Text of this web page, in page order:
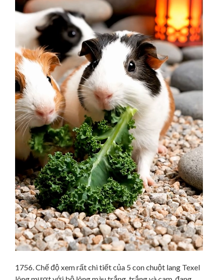
1756. Chế độ xem rất chi tiết của 5 con chuột lang Texel